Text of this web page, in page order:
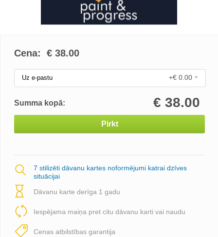
Cena: € 38.00
Uz e-pastu +€ 0.00
Summa kopā: € 38.00
Pirkt
7 stilizēti dāvanu kartes noformējumi katrai dzīves
situācijai
Dāvanu karte derīga 1 gadu
Iespējama maiņa pret citu dāvanu karti vai naudu
Cenas atbilstības garantija